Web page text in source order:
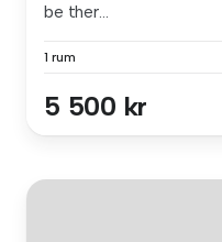
be ther...
1 rum
5 500 kr